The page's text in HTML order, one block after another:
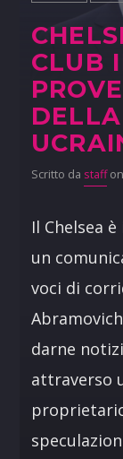
CLUB
Scritto da staffon
Il Chelsea
un
voci di
darne
attraverso